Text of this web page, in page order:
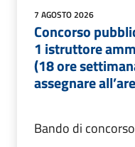
7 AGOSTO 2026
Concorso
1 istruttore
(18 ore
assegnare
Bando di